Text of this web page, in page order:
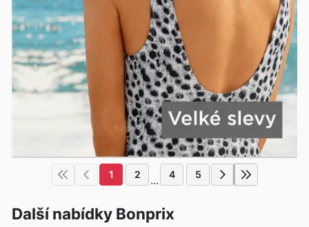
1 2 ... 4 5
Další nabídky Bonprix